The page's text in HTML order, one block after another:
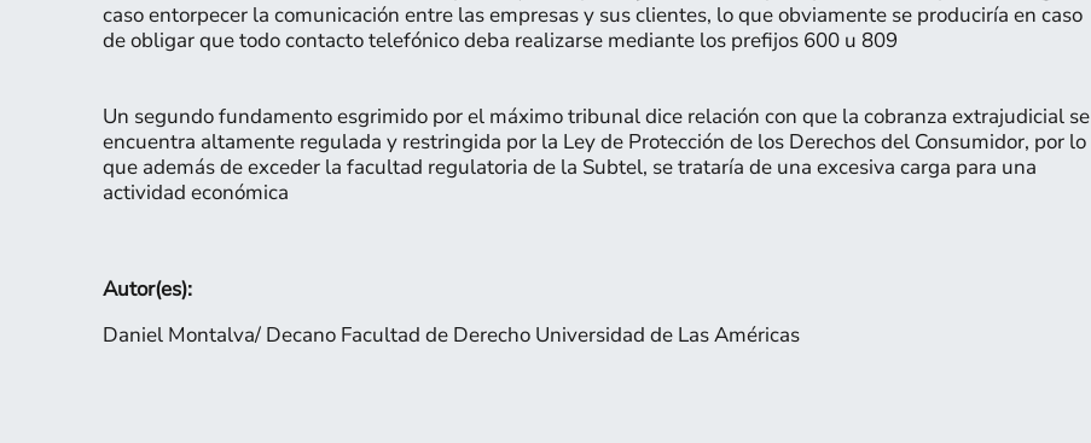
caso entorpecer la comunicación entre las empresas y sus clientes, lo que obviamente se produciría en caso
de obligar que todo contacto telefónico deba realizarse mediante los prefijos 600 u 809
Un segundo fundamento esgrimido por el máximo tribunal dice relación con que la cobranza extrajudicial se
encuentra altamente regulada y restringida por la Ley de Protección de los Derechos del Consumidor, por lo
que además de exceder la facultad regulatoria de la Subtel, se trataría de una excesiva carga para una
actividad económica
Autor(es):
Daniel Montalva/ Decano Facultad de Derecho Universidad de Las Américas